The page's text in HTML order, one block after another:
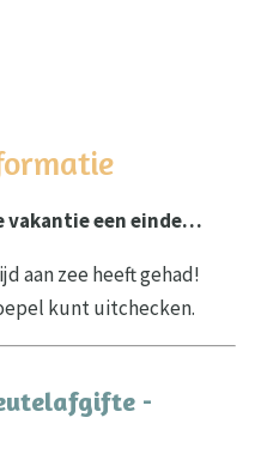
vakantie een einde…
aan zee heeft gehad!
kunt uitchecken.
-